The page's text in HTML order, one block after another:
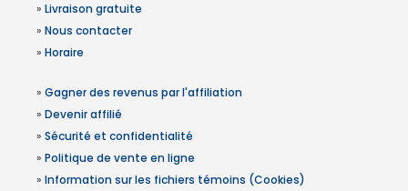
» Livraison gratuite
» Nous contacter
» Horaire
» Gagner des revenus par l'affiliation
» Devenir affilié
» Sécurité et confidentialité
» Politique de vente en ligne
» Information sur les fichiers témoins (Cookies)